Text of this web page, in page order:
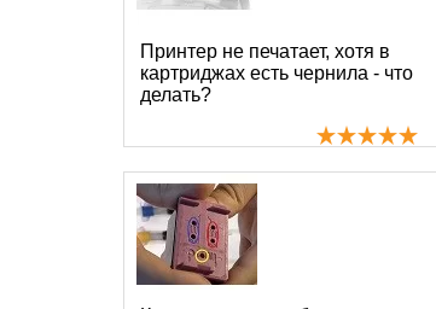
Принтер не печатает, хотя в
картриджах есть чернила - что
делать?